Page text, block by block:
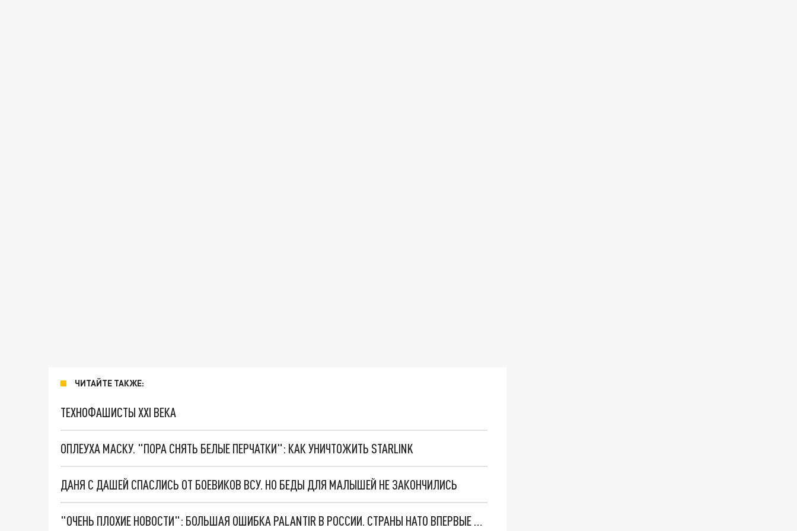
ЧИТАЙТЕ ТАКЖЕ:
ТЕХНОФАШИСТЫ XXI ВЕКА
ОПЛЕУХА МАСКУ. "ПОРА СНЯТЬ БЕЛЫЕ ПЕРЧАТКИ": КАК УНИЧТОЖИТЬ STARLINK
ДАНЯ С ДАШЕЙ СПАСЛИСЬ ОТ БОЕВИКОВ ВСУ. НО БЕДЫ ДЛЯ МАЛЫШЕЙ НЕ ЗАКОНЧИЛИСЬ
"ОЧЕНЬ ПЛОХИЕ НОВОСТИ": БОЛЬШАЯ ОШИБКА PALANTIR В РОССИИ. СТРАНЫ НАТО ВПЕРВЫЕ ЗА СВО ОСТАНОВИЛИ ПОСТАВКИ ОРУЖИЯ. ВСУ ТЕРЯЮТ ПРИГРАНИЧЬЕ?